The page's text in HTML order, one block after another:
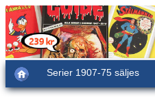
Serier 1907-75 säljes